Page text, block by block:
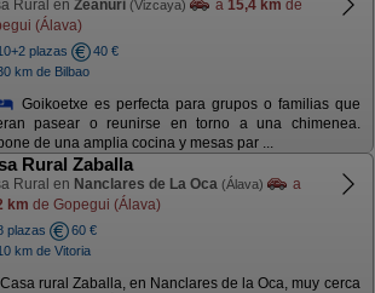
Rural en Zeanuri (Vizcaya) a 15,4 km de
(Álava)
plazas
40 €
km de Bilbao
Goikoetxe es perfecta para grupos o familias que
pasear o reunirse en torno a una chimenea.
de una amplia cocina y mesas par ...
Rural Zaballa
Rural en Nanclares de La Oca (Álava)
a
km de Gopegui (Álava)
plazas
60 €
km de Vitoria
Casa rural Zaballa, en Nanclares de la Oca, muy cerca